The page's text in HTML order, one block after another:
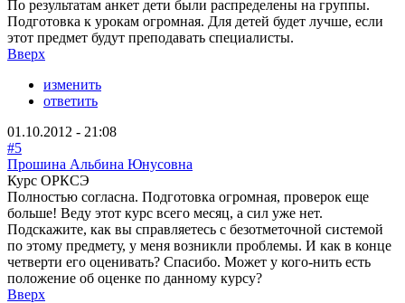
По результатам анкет дети были распределены на группы.
Подготовка к урокам огромная. Для детей будет лучше, если
этот предмет будут преподавать специалисты.
Вверх
изменить
ответить
01.10.2012 - 21:08
#5
Прошина Альбина Юнусовна
Курс ОРКСЭ
Полностью согласна. Подготовка огромная, проверок еще
больше! Веду этот курс всего месяц, а сил уже нет.
Подскажите, как вы справляетесь с безотметочной системой
по этому предмету, у меня возникли проблемы. И как в конце
четверти его оценивать? Спасибо. Может у кого-нить есть
положение об оценке по данному курсу?
Вверх